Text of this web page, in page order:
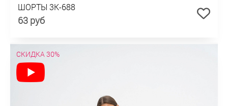
ШОРТЫ 3К-688
63 руб
СКИДКА 30%